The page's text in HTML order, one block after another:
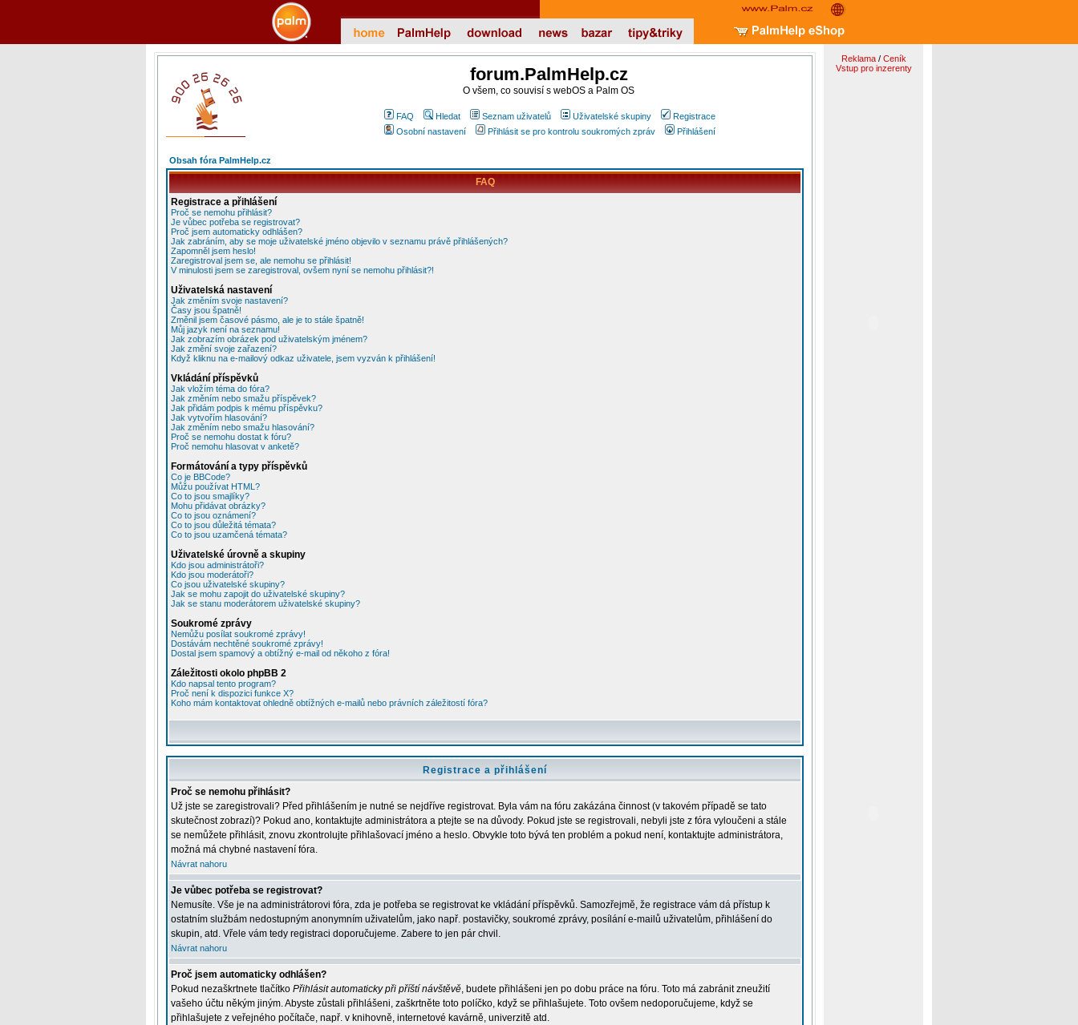
forum.PalmHelp.cz
O všem, co souvisí s webOS a Palm OS
FAQ Hledat Seznam uživatelů Uživatelské skupiny
Registrace
Osobní nastavení
Přihlásit se pro kontrolu soukromých zpráv Přihlášení
Obsah fóra PalmHelp.cz
FAQ
Registrace a přihlášení
Proč se nemohu přihlásit?
Je vůbec potřeba se registrovat?
Proč jsem automaticky odhlášen?
Jak zabráním, aby se moje uživatelské jméno objevilo v seznamu právě přihlášených?
Zapomněl jsem heslo!
Zaregistroval jsem se, ale nemohu se přihlásit!
V minulosti jsem se zaregistroval, ovšem nyní se nemohu přihlásit?!
Uživatelská nastavení
Jak změním svoje nastavení?
Časy jsou špatně!
Změnil jsem časové pásmo, ale je to stále špatně!
Můj jazyk není na seznamu!
Jak zobrazím obrázek pod uživatelským jménem?
Jak změní svoje zařazení?
Když kliknu na e-mailový odkaz uživatele, jsem vyzván k přihlášení!
Vkládání příspěvků
Jak vložím téma do fóra?
Jak změním nebo smažu příspěvek?
Jak přidám podpis k mému příspěvku?
Jak vytvořím hlasování?
Jak změním nebo smažu hlasování?
Proč se nemohu dostat k fóru?
Proč nemohu hlasovat v anketě?
Formátování a typy příspěvků
Co je BBCode?
Můžu používat HTML?
Co to jsou smajlíky?
Mohu přidávat obrázky?
Co to jsou oznámení?
Co to jsou důležitá témata?
Co to jsou uzamčená témata?
Uživatelské úrovně a skupiny
Kdo jsou administrátoři?
Kdo jsou moderátoři?
Co jsou uživatelské skupiny?
Jak se mohu zapojit do uživatelské skupiny?
Jak se stanu moderátorem uživatelské skupiny?
Soukromé zprávy
Nemůžu posílat soukromé zprávy!
Dostávám nechtěné soukromé zprávy!
Dostal jsem spamový a obtížný e-mail od někoho z fóra!
Záležitosti okolo phpBB 2
Kdo napsal tento program?
Proč není k dispozici funkce X?
Koho mám kontaktovat ohledně obtížných e-mailů nebo právních záležitostí fóra?
Registrace a přihlášení
Proč se nemohu přihlásit?
Už jste se zaregistrovali? Před přihlášením je nutné se nejdříve registrovat. Byla vám na fóru zakázána činnost (v takovém případě se tato
skutečnost zobrazí)? Pokud ano, kontaktujte administrátora a ptejte se na důvody. Pokud jste se registrovali, nebyli jste z fóra vyloučeni a stále
se nemůžete přihlásit, znovu zkontrolujte přihlašovací jméno a heslo. Obvykle toto bývá ten problém a pokud není, kontaktujte administrátora,
možná má chybné nastavení fóra.
Návrat nahoru
Je vůbec potřeba se registrovat?
Nemusíte. Vše je na administrátorovi fóra, zda je potřeba se registrovat ke vkládání příspěvků. Samozřejmě, že registrace vám dá přístup k
ostatním službám nedostupným anonymním uživatelům, jako např. postavičky, soukromé zprávy, posílání e-mailů uživatelům, přihlášení do
skupin, atd. Vřele vám tedy registraci doporučujeme. Zabere to jen pár chvil.
Návrat nahoru
Proč jsem automaticky odhlášen?
Pokud nezaškrtnete tlačítko Přihlásit automaticky při příští návštěvě, budete přihlášeni jen po dobu práce na fóru. Toto má zabránit zneužití
vašeho účtu někým jiným. Abyste zůstali přihlášeni, zaškrtněte toto políčko, když se přihlašujete. Toto ovšem nedoporučujeme, když se
přihlašujete z veřejného počítače, např. v knihovně, internetové kavárně, univerzitě atd.
Reklama/ Ceník
Vstup pro inzerenty